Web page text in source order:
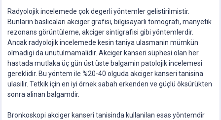
Radyolojik incelemede çok degerli yöntemler gelistirilmistir.
Bunlarin baslicalari akciger grafisi, bilgisayarli tomografi, manyetik
rezonans görüntüleme, akciger sintigrafisi gibi yöntemlerdir.
Ancak radyolojik incelemede kesin taniya ulasmanin mümkün
olmadigi da unutulmamalidir. Akciger kanseri süphesi olan her
hastada mutlaka üç gün üst üste balgamin patolojik incelemesi
gereklidir. Bu yöntem ile %20-40 olguda akciger kanseri tanisina
ulasilir. Tetkik için en iyi örnek sabah erkenden ve güçlü öksürükten
sonra alinan balgamdir.
Bronkoskopi akciger kanseri tanisinda kullanilan esas yöntemdir